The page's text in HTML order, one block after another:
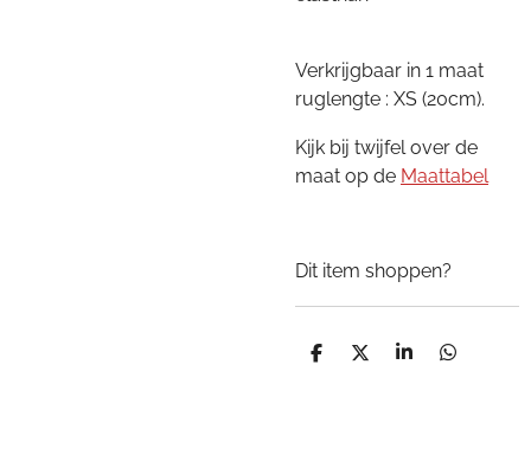
Verkrijgbaar in 1 maat
ruglengte : XS (20cm).
Kijk bij twijfel over de
maat op de Maattabel
Dit item shoppen?
D
D
S
D